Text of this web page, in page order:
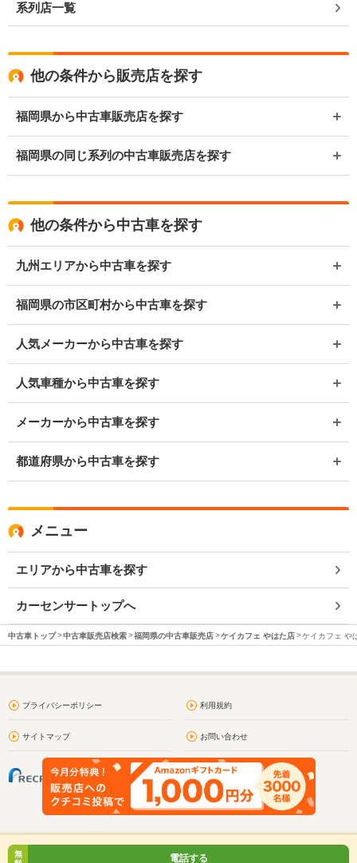
系列店一覧
他の条件から販売店を探す
福岡県から中古車販売店を探す
福岡県の同じ系列の中古車販売店を探す
他の条件から中古車を探す
九州エリアから中古車を探す
福岡県の市区町村から中古車を探す
人気メーカーから中古車を探す
人気車種から中古車を探す
メーカーから中古車を探す
都道府県から中古車を探す
メニュー
エリアから中古車を探す
カーセンサートップへ
中古車トップ 中古車販売店検索 福岡県の中古車販売店 ケイカフェ やはた店 ケイカフェ や
プライバシーポリシー 利用規約
サイトマップ お問い合わせ
無
電話する